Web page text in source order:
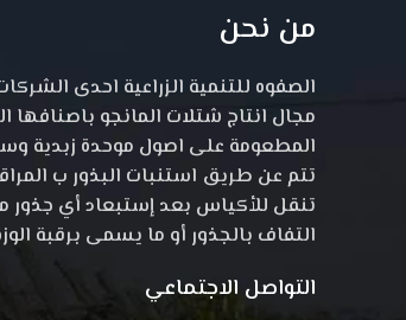
من نحن
الصفوه للتنمية الزراعية احدى
مجال انتاج شتلات المانجو باصنافها
المطعومة على اصول موحدة زبدية
تتم عن طريق استنبات البذور ب
تنقل للأكياس بعد إستبعاد أي جذور
التفاف بالجذور أو ما يسمى برقبة
التواصل الاجتماعي